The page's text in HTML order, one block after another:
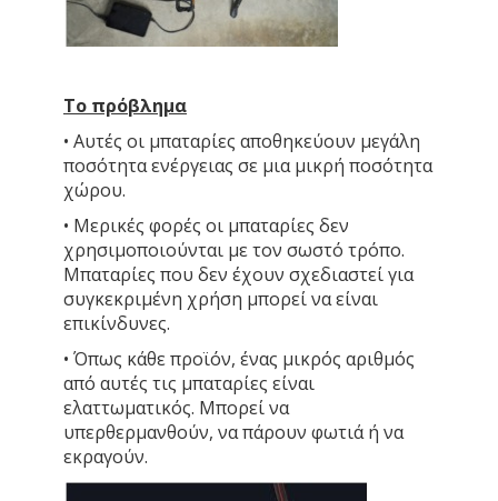
Το πρόβλημα
• Αυτές οι μπαταρίες αποθηκεύουν μεγάλη
ποσότητα ενέργειας σε μια μικρή ποσότητα
χώρου.
• Μερικές φορές οι μπαταρίες δεν
χρησιμοποιούνται με τον σωστό τρόπο.
Μπαταρίες που δεν έχουν σχεδιαστεί για
συγκεκριμένη χρήση μπορεί να είναι
επικίνδυνες.
• Όπως κάθε προϊόν, ένας μικρός αριθμός
από αυτές τις μπαταρίες είναι
ελαττωματικός. Μπορεί να
υπερθερμανθούν, να πάρουν φωτιά ή να
εκραγούν.